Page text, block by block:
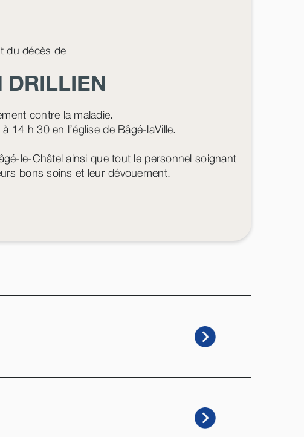
du décès de
DRILLIEN
contre la maladie.
14 h 30 en l’église de Bâgé-laVille.
le-Châtel ainsi que tout le personnel soignant
bons soins et leur dévouement.